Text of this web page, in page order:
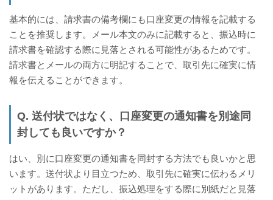
基本的には、請求書の備考欄にも口座変更の情報を記載する
ことを推奨します。メール本文のみに記載すると、振込時に
請求書を確認する際に見落とされる可能性があるためです。
請求書とメールの両方に明記することで、取引先に確実に情
報を伝えることができます。
Q. 送付状ではなく、口座変更の通知書を別途同
封しても良いですか？
はい、別に口座変更の通知書を同封する方法でも良いかと思
います。送付状より目立つため、取引先に確実に伝わるメリ
ットがあります。ただし、振込処理をする際に別紙だと見落